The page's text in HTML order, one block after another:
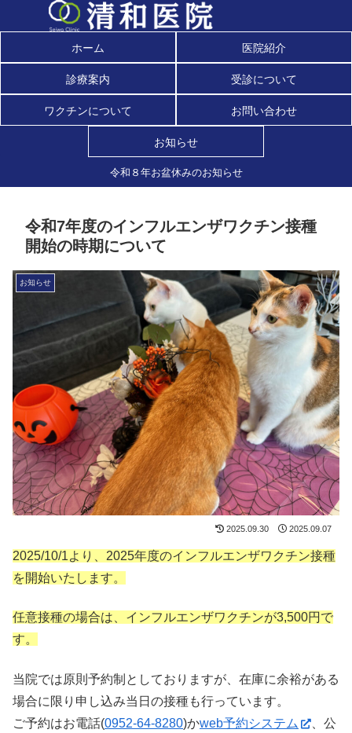
ホーム 医院紹介
診療案内 受診について
ワクチンについて お問い合わせ
お知らせ
令和８年お盆休みのお知らせ
令和7年度のインフルエンザワクチン接種
開始の時期について
お知らせ
2025.09.30 2025.09.07
2025/10/1より、2025年度のインフルエンザワクチン接種
を開始いたします。
任意接種の場合は、インフルエンザワクチンが3,500円で
す。
当院では原則予約制としておりますが、在庫に余裕がある
場合に限り申し込み当日の接種も行っています。
ご予約はお電話(0952-64-8280)かweb予約システム
、公